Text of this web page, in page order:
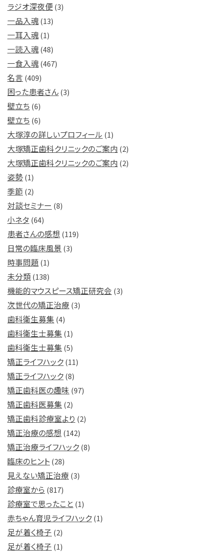
ラジオ深夜便(3)
一品入魂(13)
一耳入魂(1)
一読入魂(48)
一食入魂(467)
名言 (409)
困った患者さん(3)
壁立ち (6)
壁立ち (6)
大塚淳の詳しいプロフィール (1)
大塚矯正歯科クリニックのご案内 (2)
大塚矯正歯科クリニックのご案内 (2)
姿勢(1)
季節 (2)
対談セミナー (8)
小ネタ (64)
患者さんの感想 (119)
日常の臨床風景 (3)
時事問題 (1)
未分類(138)
機能的マウスピース矯正研究会 (3)
次世代の矯正治療 (3)
歯科衛生募集 (4)
歯科衛生士募集 (1)
歯科衛生士募集 (5)
矯正ライフハック(11)
矯正ライフハック(8)
矯正歯科医の趣味 (97)
矯正歯科医募集 (2)
矯正歯科診療室より (2)
矯正治療の感想 (142)
矯正治療ライフハック(8)
臨床のヒント(28)
見えない矯正治療 (3)
診療室から (817)
診療室で思ったこと (1)
赤ちゃん育児ライフハック(1)
足が着く椅子 (2)
足が着く椅子 (1)